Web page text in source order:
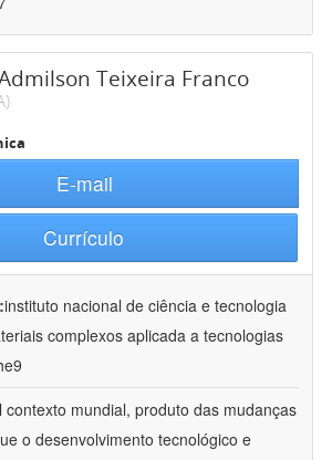
Teixeira Franco
E-mail
Currículo
instituto nacional de ciência e tecnologia
complexos aplicada a tecnologias
contexto mundial, produto das mudanças
o desenvolvimento tecnológico e